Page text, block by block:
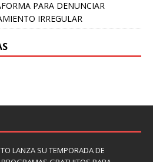
PARA DENUNCIAR
IRREGULAR
LANZA SU TEMPORADA DE